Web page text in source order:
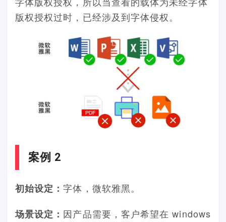
版权授权过时，已经涉及到字体侵权。
案例 2
初始设定：字体，微软雅黑。
场景设定： 因产品需要，客户希望在 windows